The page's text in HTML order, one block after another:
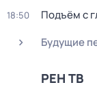
18:50 Подъём с
Будущие
РЕН ТВ